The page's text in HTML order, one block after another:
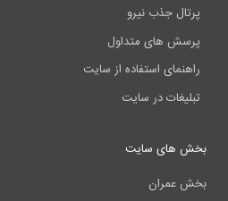
پرتال جذب نیرو
پرسش های متداول
راهنمای استفاده از سایت
تبلیغات در سایت
بخش های سایت
بخش عمران